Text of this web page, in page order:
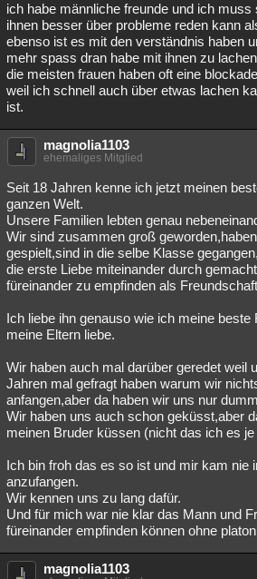
ich habe männliche freunde und ich
ihnen besser über probleme reden kann
ebenso ist es mit den verständnis haben
mehr spass dran habe mit ihnen zu
die meisten frauen haben oft eine
weil ich schnell auch über etwas lachen
ist.
magnolia1103
ehemaliges Mitglied
Seit 18 Jahren kenne ich jetzt meinen
ganzen Welt.
Unsere Familien lebten genau
Wir sind zusammen groß
gespielt,sind in die selbe Klasse
die erste Liebe miteinander durch
füreinander zu empfinden als
Ich liebe ihn genauso wie ich meine beste
meine Eltern liebe.
Wir haben auch mal darüber geredet weil
Jahren mal gefragt haben warum wir
anfangen,aber da haben wir uns nur
Wir haben uns auch schon geküsst,aber
meinen Bruder küssen (nicht das ich es je
Ich bin froh das es so ist und mir kam nie
anzufangen.
Wir kennen uns zu lang dafür.
Und für mich war nie klar das Mann und
füreinander empfinden können ohne
magnolia1103